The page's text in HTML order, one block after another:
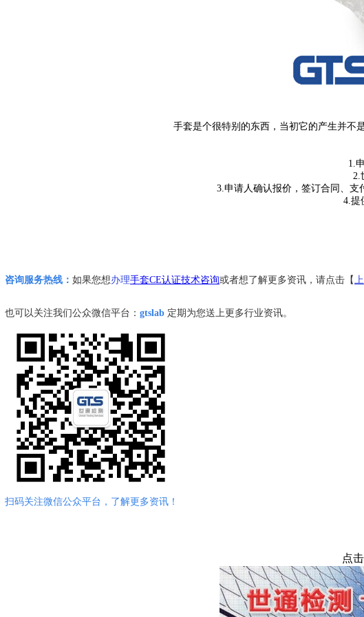
手套是个很特别的东西，当初它的产生并不
1.
2.
3.申请人确认报价，签订合同、支
4.提
咨询服务热线： 如果您想办理手套CE认证技术咨询或者想了解更多资讯，请点击【
也可以关注我们公众微信平台 ： gtslab 定期为您送上更多行业资讯。
扫码关注微信公众平台，了解更多资讯！
点